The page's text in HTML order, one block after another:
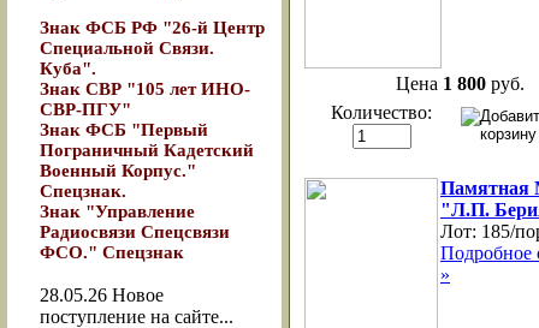
Знак ФСБ РФ "26-й Центр
Специальной Связи.
Куба".
Знак СВР "105 лет ИНО-
СВР-ПГУ"
Знак ФСБ "Первый
Пограничный Кадетский
Военный Корпус."
Спецзнак.
Знак "Управление
Радиосвязи Спецсвязи
ФСО." Спецзнак
28.05.26 Новое
поступление на сайте...
Цена 1 800 руб.
Количество:
Памятная
"Л.П.
Лот: 185/
Подробное
»